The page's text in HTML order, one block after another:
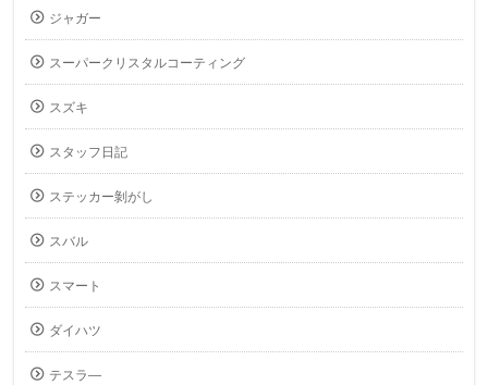
ジャガー
スーパークリスタルコーティング
スズキ
スタッフ日記
ステッカー剝がし
スバル
スマート
ダイハツ
テスラ―